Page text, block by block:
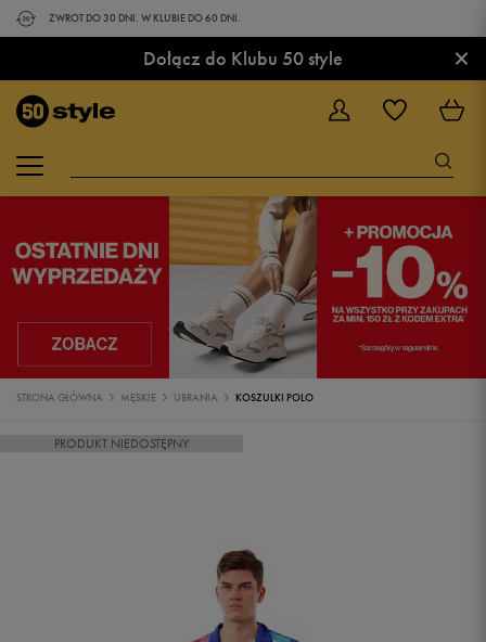
ZWROT DO 30 DNI. W KLUBIE DO 60 DNI.
Dołącz do Klubu 50 style ×
STRONA GŁÓWNA MĘSKIE UBRANIA KOSZULKI POLO
PRODUKT NIEDOSTĘPNY